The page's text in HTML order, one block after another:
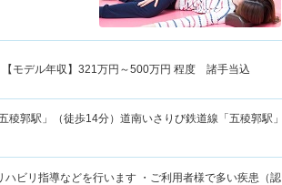
モデル年収】 321万円～500万円 程度 諸手当込
稜郭駅」（徒歩14分）道南いさりび鉄道線「五稜郭駅」
ビリ指導などを行います ・ご利用者様で多い疾患（認